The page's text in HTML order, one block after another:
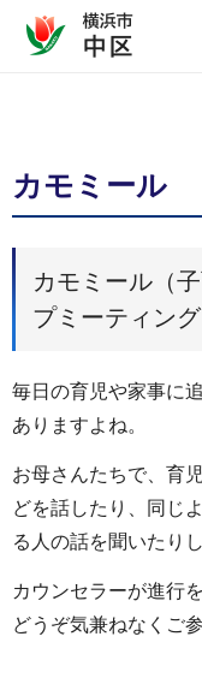
カモミール
カモミール（
プミーティング
毎日の育児や家事に
ありますよね。
お母さんたちで、育
どを話したり、同じ
る人の話を聞いたり
カウンセラーが進行
どうぞ気兼ねなくご